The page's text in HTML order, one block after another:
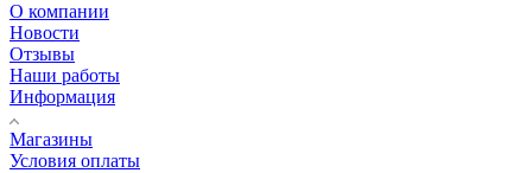
О компании
Новости
Отзывы
Наши работы
Информация
Магазины
Условия оплаты